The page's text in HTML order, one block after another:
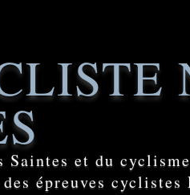
et du
épreuves cyclistes